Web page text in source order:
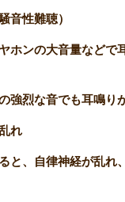
音性難聴）
ホンの大音量など
強烈な音でも耳鳴り
れ
と、自律神経が乱